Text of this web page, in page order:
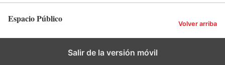
Espacio Público Volver arriba
Salir de la versión móvil